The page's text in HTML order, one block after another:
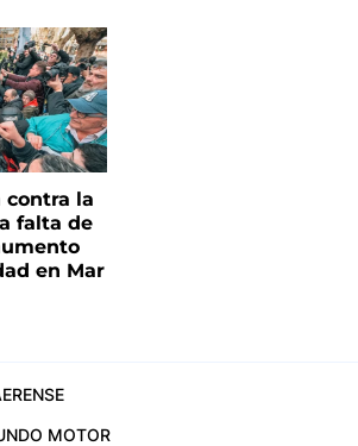
contra la
falta de
en Mar
MOTOR